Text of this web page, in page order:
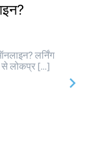
लर्निंग
से लोकप्र […]